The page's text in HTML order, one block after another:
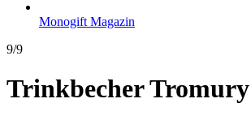
Monogift Magazin
9/9
Trinkbecher Tromury